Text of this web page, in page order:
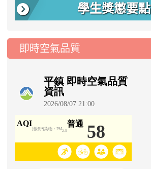
學生獎懲要點
即時空氣品質